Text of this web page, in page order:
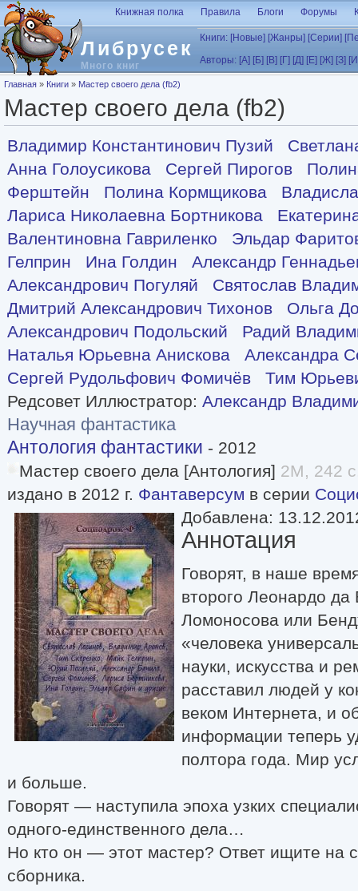
Перейти к основному содержанию
Либрусек
Много книг
Книжная полка Правила Блоги Форумы
Книги: [Новые] [Жанры] [Серии]
Авторы: [А] [Б] [В] [Г] [Д] [Е] [Ж] [З]
Вы здесь
Главная » Книги » Мастер своего дела (fb2)
Мастер своего дела (fb2)
Владимир Константинович Пузий
Анна Голоусикова
Сергей Пирогов
Ферштейн
Полина Кормщикова
Лариса Николаевна Бортникова
Валентиновна Гавриленко
Эльдар
Гелприн
Ина Голдин
Александр
Александрович Погуляй
Святослав
Дмитрий Александрович Тихонов
Ольга
Александрович Подольский
Радий
Наталья Юрьевна Анискова
Александра
Сергей Рудольфович Фомичёв
Тим
Редсовет Иллюстратор: Александр
Научная фантастика
Антология фантастики - 2012
Мастер своего дела [Антология] 2M, 242
издано в 2012 г. Фантаверсум в серии
Добавлена:
Аннотация
Говорят, в наше
второго Леонардо
Ломоносова или
«человека
науки, искусства и
расставил людей у
веком Интернета, и
информации теперь
полтора года. Мир
и больше.
Говорят — наступила эпоха узких
одного-единственного дела…
Но кто он — этот мастер? Ответ ищите на
сборника.